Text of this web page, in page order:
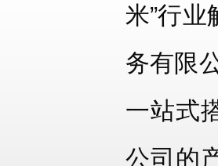
米”行
务有限
一站式
公司的